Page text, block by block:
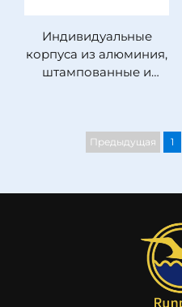
Индивидуальные
корпуса из алюминия,
штампованные и
Предыдущая 1